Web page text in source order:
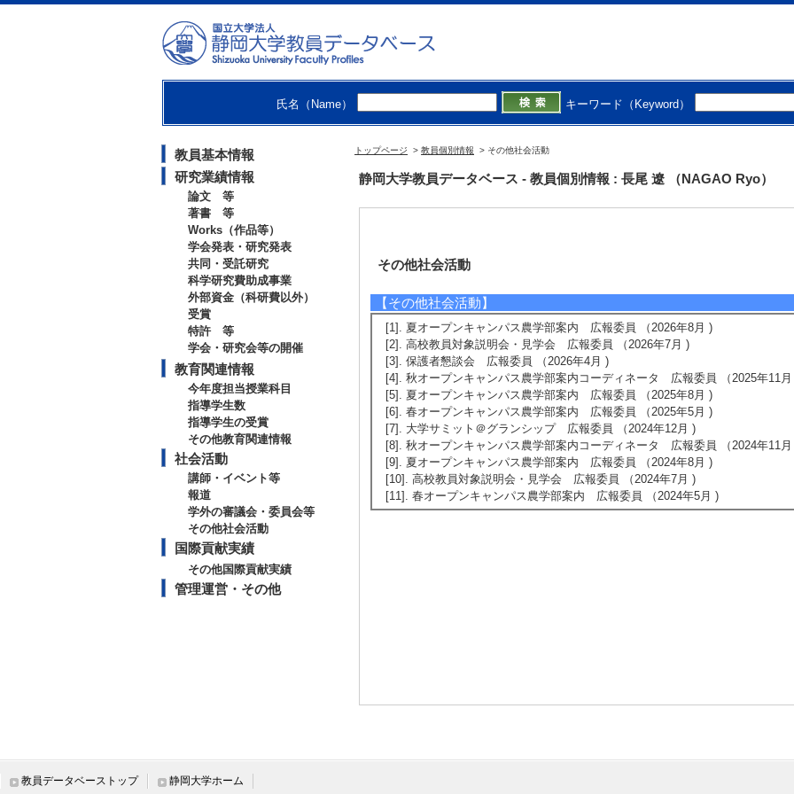
氏名（Name） キーワード（Keyword）
教員基本情報
研究業績情報
論文 等
著書 等
Works（作品等）
学会発表・研究発表
共同・受託研究
科学研究費助成事業
外部資金（科研費以外）
受賞
特許 等
学会・研究会等の開催
教育関連情報
今年度担当授業科目
指導学生数
指導学生の受賞
その他教育関連情報
社会活動
講師・イベント等
報道
学外の審議会・委員会等
その他社会活動
国際貢献実績
その他国際貢献実績
管理運営・その他
トップページ > 教員個別情報 > その他社会活動
静岡大学教員データベース - 教員個別情報 : 長尾 遼 （NAGAO Ryo）
その他社会活動
【その他社会活動】
[1]. 夏オープンキャンパス農学部案内 広報委員 （2026年8月 )
[2]. 高校教員対象説明会・見学会 広報委員 （2026年7月 )
[3]. 保護者懇談会 広報委員 （2026年4月 )
[4]. 秋オープンキャンパス農学部案内コーディネータ 広報委員 （2025年11
[5]. 夏オープンキャンパス農学部案内 広報委員 （2025年8月 )
[6]. 春オープンキャンパス農学部案内 広報委員 （2025年5月 )
[7]. 大学サミット＠グランシップ 広報委員 （2024年12月 )
[8]. 秋オープンキャンパス農学部案内コーディネータ 広報委員 （2024年11
[9]. 夏オープンキャンパス農学部案内 広報委員 （2024年8月 )
[10]. 高校教員対象説明会・見学会 広報委員 （2024年7月 )
[11]. 春オープンキャンパス農学部案内 広報委員 （2024年5月 )
教員データベーストップ 静岡大学ホーム